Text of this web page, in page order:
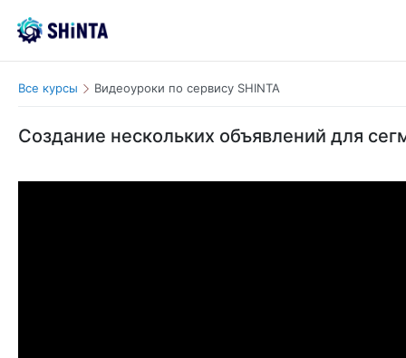
Все курсы Видеоуроки по сервису SHINTA
Создание нескольких объявлений для